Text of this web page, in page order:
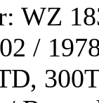
WZ
02 /